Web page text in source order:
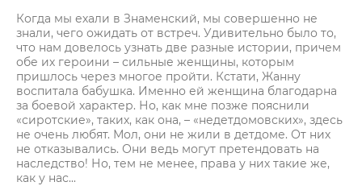
Когда мы ехали в Знаменский, мы совершенно не
знали, чего ожидать от встреч. Удивительно было то,
что нам довелось узнать две разные истории, причем
обе их героини – сильные женщины, которым
пришлось через многое пройти. Кстати, Жанну
воспитала бабушка. Именно ей женщина благодарна
за боевой характер. Но, как мне позже пояснили
«сиротские», таких, как она, – «недетдомовских», здесь
не очень любят. Мол, они не жили в детдоме. От них
не отказывались. Они ведь могут претендовать на
наследство! Но, тем не менее, права у них такие же,
как у нас...